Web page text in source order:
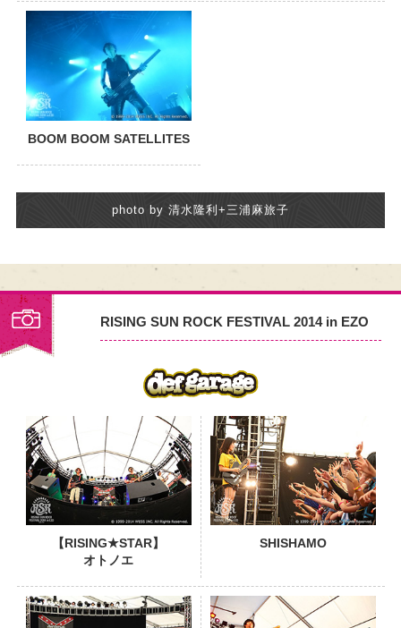
BOOM BOOM SATELLITES
photo by 清水隆利+三浦麻旅子
RISING SUN ROCK FESTIVAL 2014 in EZO
【RISING★STAR】
オトノエ
SHISHAMO
PHOTO
PHOTO